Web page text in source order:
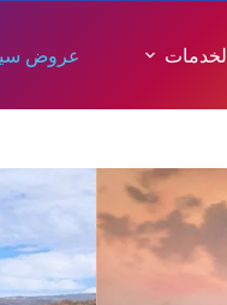
الخدمات عروض